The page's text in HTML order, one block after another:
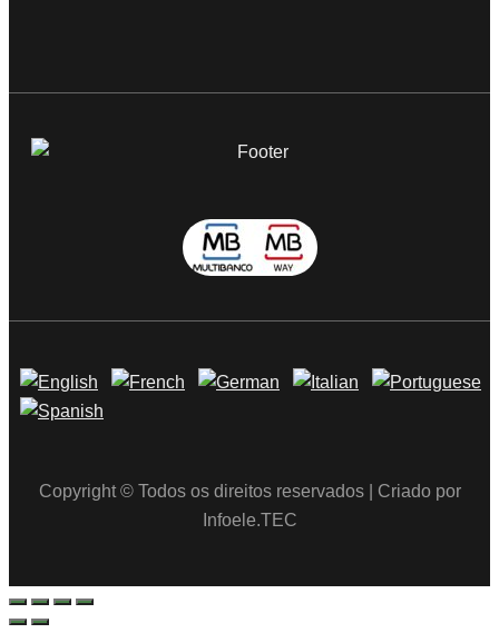
Copyright © Todos os direitos reservados | Criado por
Infoele.TEC